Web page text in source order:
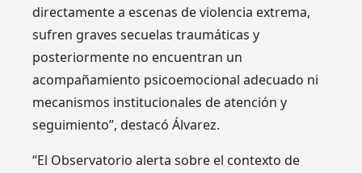
directamente a escenas de violencia extrema,
sufren graves secuelas traumáticas y
posteriormente no encuentran un
acompañamiento psicoemocional adecuado ni
mecanismos institucionales de atención y
seguimiento”, destacó Álvarez.
“El Observatorio alerta sobre el contexto de